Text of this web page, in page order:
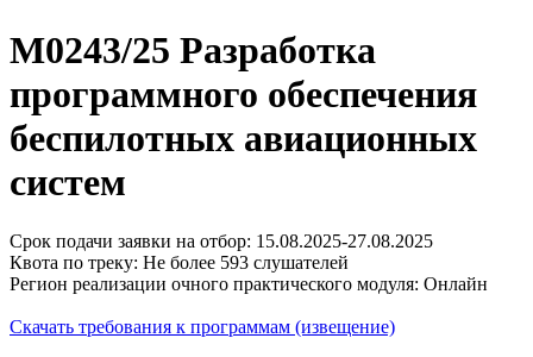
М0243/25 Разработка
программного обеспечения
беспилотных авиационных
систем
Срок подачи заявки на отбор: 15.08.2025-27.08.2025
Квота по треку: Не более 593 слушателей
Регион реализации очного практического модуля: Онлайн
Скачать требования к программам (извещение)